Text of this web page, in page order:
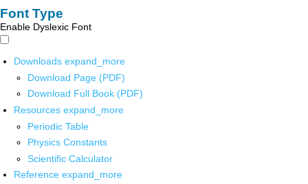
Font Type
Enable Dyslexic Font
Downloads expand_more
Download Page (PDF)
Download Full Book (PDF)
Resources expand_more
Periodic Table
Physics Constants
Scientific Calculator
Reference expand_more